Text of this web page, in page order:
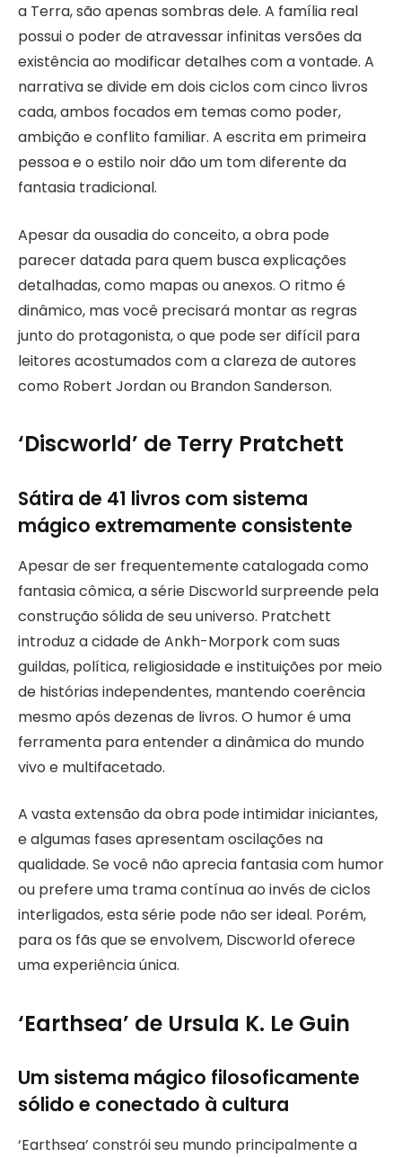
a Terra, são apenas sombras dele. A família real
possui o poder de atravessar infinitas versões da
existência ao modificar detalhes com a vontade. A
narrativa se divide em dois ciclos com cinco livros
cada, ambos focados em temas como poder,
ambição e conflito familiar. A escrita em primeira
pessoa e o estilo noir dão um tom diferente da
fantasia tradicional.
Apesar da ousadia do conceito, a obra pode
parecer datada para quem busca explicações
detalhadas, como mapas ou anexos. O ritmo é
dinâmico, mas você precisará montar as regras
junto do protagonista, o que pode ser difícil para
leitores acostumados com a clareza de autores
como Robert Jordan ou Brandon Sanderson.
‘Discworld’ de Terry Pratchett
Sátira de 41 livros com sistema
mágico extremamente consistente
Apesar de ser frequentemente catalogada como
fantasia cômica, a série Discworld surpreende pela
construção sólida de seu universo. Pratchett
introduz a cidade de Ankh-Morpork com suas
guildas, política, religiosidade e instituições por meio
de histórias independentes, mantendo coerência
mesmo após dezenas de livros. O humor é uma
ferramenta para entender a dinâmica do mundo
vivo e multifacetado.
A vasta extensão da obra pode intimidar iniciantes,
e algumas fases apresentam oscilações na
qualidade. Se você não aprecia fantasia com humor
ou prefere uma trama contínua ao invés de ciclos
interligados, esta série pode não ser ideal. Porém,
para os fãs que se envolvem, Discworld oferece
uma experiência única.
‘Earthsea’ de Ursula K. Le Guin
Um sistema mágico filosoficamente
sólido e conectado à cultura
‘Earthsea’ constrói seu mundo principalmente a